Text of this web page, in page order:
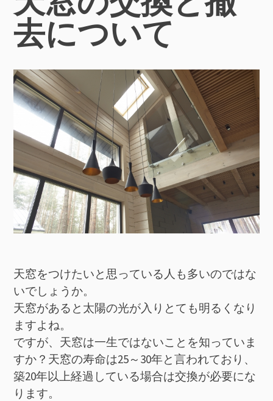
去について
天窓をつけたいと思っている人も多いのではな
いでしょうか。
天窓があると太陽の光が入りとても明るくなり
ますよね。
ですが、天窓は一生ではないことを知っていま
すか？天窓の寿命は25～30年と言われており、
築20年以上経過している場合は交換が必要にな
ります。